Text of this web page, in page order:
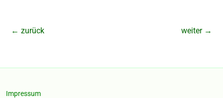
← zurück weiter →
Impressum